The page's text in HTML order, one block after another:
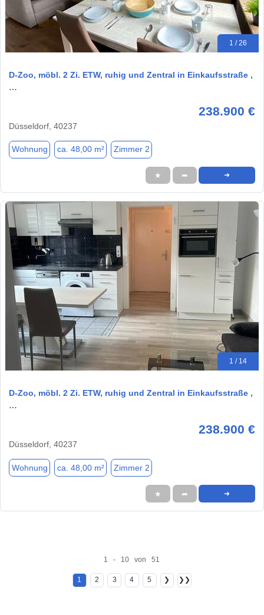
1 / 26
D-Zoo, möbl. 2 Zi. ETW, ruhig und Zentral in Einkaufsstraße ,
…
238.900 €
Düsseldorf, 40237
Wohnung ca. 48,00 m² Zimmer 2
★ ➦ ➜
1 / 14
D-Zoo, möbl. 2 Zi. ETW, ruhig und Zentral in Einkaufsstraße ,
…
238.900 €
Düsseldorf, 40237
Wohnung ca. 48,00 m² Zimmer 2
★ ➦ ➜
1 - 10 von 51
1 2 3 4 5 ❯ ❯❯